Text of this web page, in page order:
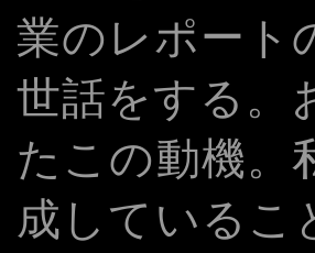
業のレポート
世話をする。
たこの動機。
成しているこ